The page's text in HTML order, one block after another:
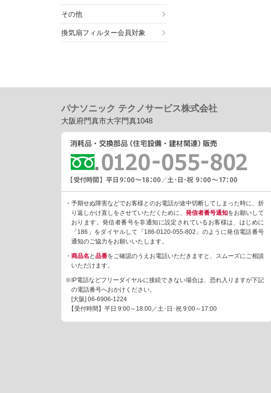
その他
換気扇フィルター会員対象
パナソニック テクノサービス株式会社
大阪府門真市大字門真1048
・予期せぬ障害などでお客様とのお電話が途中切断してしまった時に、折
り返しかけ直しをさせていただくために、 発信者番号通知をお願いして
おります。発信者番号を非通知に設定されているお客様は、はじめに
「186」をダイヤルして「186-0120-055-802」のように発信電話番号
通知のご協力をお願いいたします。
・ 商品名 と 品番をご確認のうえお電話いただきますと、スムーズにご相談
いただけます。
※IP電話などフリーダイヤルに接続できない場合は、恐れ入りますが下記
の電話番号へおかけください。
[大阪] 06-6906-1224
【受付時間】平日 9:00～18:00／土･日･祝 9:00～17:00